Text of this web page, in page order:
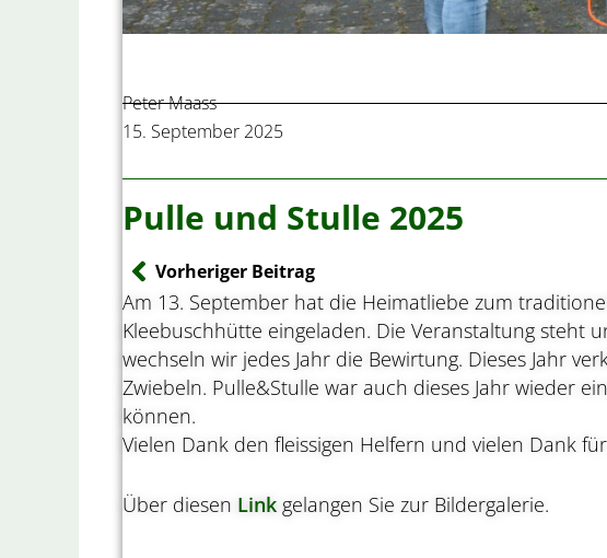
Peter Maass
15. September 2025
Pulle und Stulle 2025
Zurück
Vorheriger Beitrag
Am 13. September hat die Heimatliebe zum
Kleebuschhütte eingeladen. Die Veranstaltung steht
wechseln wir jedes Jahr die Bewirtung. Dieses Jahr
Zwiebeln. Pulle&Stulle war auch dieses Jahr wieder
können.
Vielen Dank den fleissigen Helfern und vielen Dank
Über diesen Link gelangen Sie zur Bildergalerie.